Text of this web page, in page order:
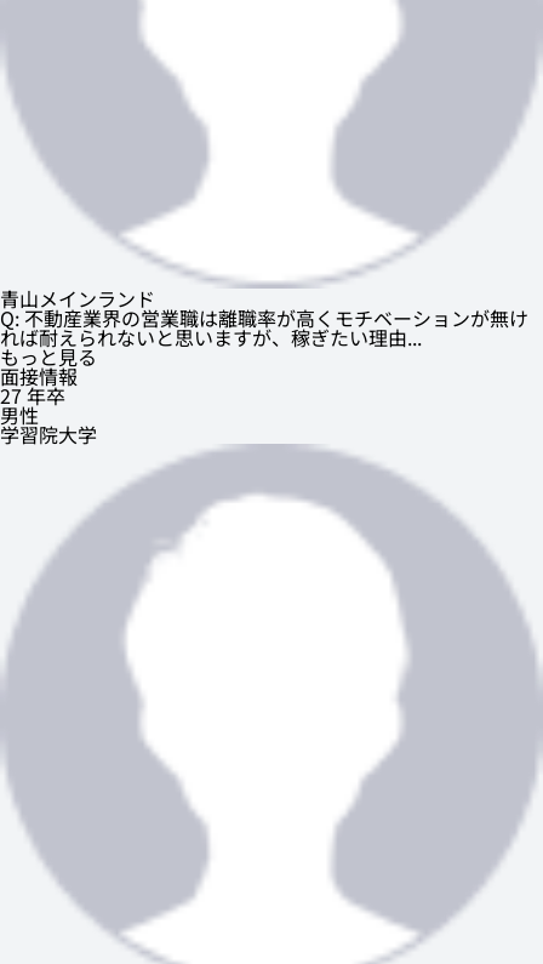
青山メインランド
Q: 不動産業界の営業職は離職率が高くモチベーションが無け
れば耐えられないと思いますが、稼ぎたい理由...
もっと見る
面接情報
27 年卒
男性
学習院大学